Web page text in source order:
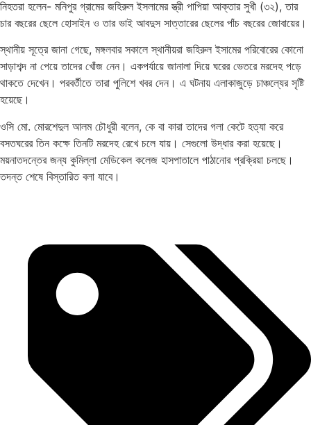
নিহতরা হলেন- মনিপুর গ্রামের জহিরুল ইসলামের স্ত্রী পাপিয়া আক্তার সুখী (৩২), তার
চার বছরের ছেলে হোসাইন ও তার ভাই আবদুস সাত্তারের ছেলের পাঁচ বছরের জোবায়ের।
স্থানীয় সূত্রে জানা গেছে, মঙ্গলবার সকালে স্থানীয়রা জহিরুল ইসামের পরিবোরের কোনো
সাড়াশব্দ না পেয়ে তাদের খোঁজ নেন। একপর্যায়ে জানালা দিয়ে ঘরের ভেতরে মরদেহ পড়ে
থাকতে দেখেন। পরবর্তীতে তারা পুলিশে খবর দেন। এ ঘটনায় এলাকাজুড়ে চাঞ্চল্যের সৃষ্টি
হয়েছে।
ওসি মো. মোরশেদুল আলম চৌধুরী বলেন, কে বা কারা তাদের গলা কেটে হত্যা করে
বসতঘরের তিন কক্ষে তিনটি মরদেহ রেখে চলে যায়। সেগুলো উদ্ধার করা হয়েছে।
ময়নাতদন্তের জন্য কুমিল্লা মেডিকেল কলেজ হাসপাতালে পাঠানোর প্রক্রিয়া চলছে।
তদন্ত শেষে বিস্তারিত বলা যাবে।